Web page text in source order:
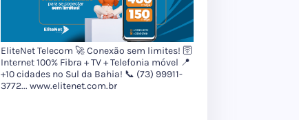
EliteNet Telecom 🚀 Conexão sem limites! 🛜
Internet 100% Fibra + TV + Telefonia móvel 📍
+10 cidades no Sul da Bahia! 📞 (73) 99911-
3772... www.elitenet.com.br